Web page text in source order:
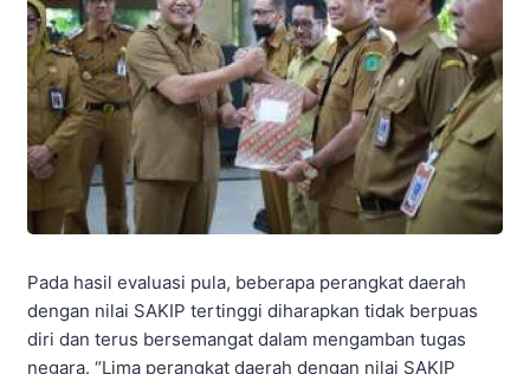
Pada hasil evaluasi pula, beberapa perangkat daerah
dengan nilai SAKIP tertinggi diharapkan tidak berpuas
diri dan terus bersemangat dalam mengamban tugas
negara. “Lima perangkat daerah dengan nilai SAKIP